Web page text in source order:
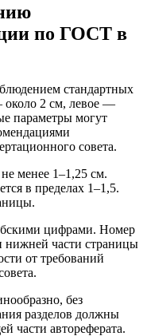
по ГОСТ в
стандартных
около 2 см, левое —
параметры могут
совета.
менее 1–1,25 см.
в пределах 1–1,5.
цифрами. Номер
нижней части страницы
от требований
без
разделов должны
части автореферата.